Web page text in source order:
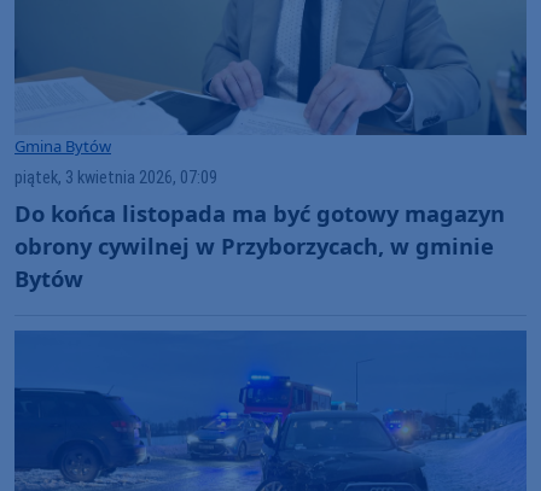
Gmina Bytów
piątek, 3 kwietnia 2026, 07:09
Do końca listopada ma być gotowy magazyn
obrony cywilnej w Przyborzycach, w gminie
Bytów